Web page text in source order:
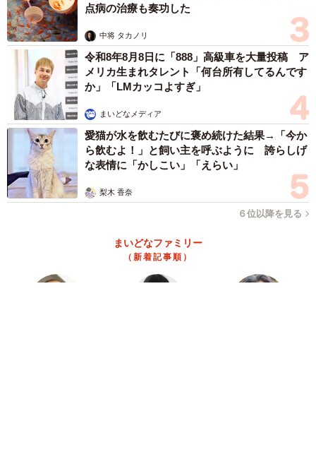
兄さん」
まいどなメディア
「完全に旅館だ」お盆も仕事…30代独身男性、
自宅で旅館料理を再現 「マジですごい」「天
才だ」「私もまねしたい」
金井 かおる
お祭りの夜の駅のトイレ 捨てられた1匹の金
魚は酸欠状態だった 塩水浴で元気取り戻し白
点病の治療も奏功した
中将 タカノリ
令和8年8月8日に「888」高級車を大量投稿 ア
か」「LMカッコよすぎ」